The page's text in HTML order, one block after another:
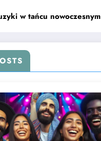
w tańcu nowoczesnym